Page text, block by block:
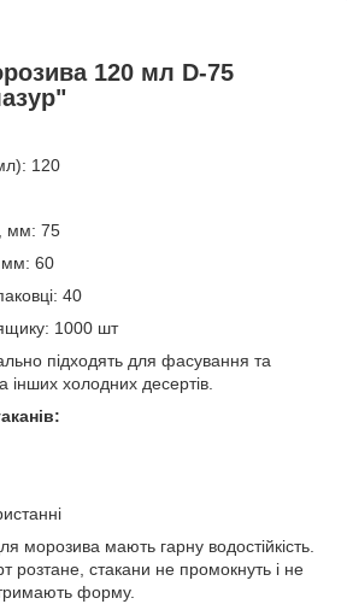
120 мл D-75
120
мм: 75
мм: 60
40
ящику: 1000 шт
підходять для фасування та
інших холодних десертів.
морозива мають гарну водостійкість.
розтане, стакани не промокнуть і не
форму.